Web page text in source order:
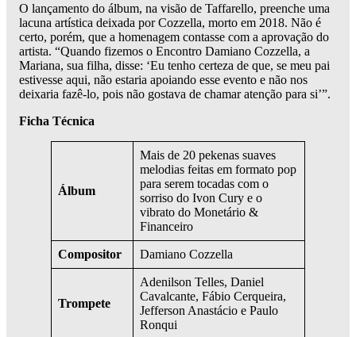
O lançamento do álbum, na visão de Taffarello, preenche uma
lacuna artística deixada por Cozzella, morto em 2018. Não é
certo, porém, que a homenagem contasse com a aprovação do
artista. “Quando fizemos o Encontro Damiano Cozzella, a
Mariana, sua filha, disse: ‘Eu tenho certeza de que, se meu pai
estivesse aqui, não estaria apoiando esse evento e não nos
deixaria fazê-lo, pois não gostava de chamar atenção para si’”.
Ficha Técnica
Álbum
Mais de 20 pekenas suaves
melodias feitas em formato pop
para serem tocadas com o
sorriso do Ivon Cury e o
vibrato do Monetário &
Financeiro
Compositor Damiano Cozzella
Trompete
Adenilson Telles, Daniel
Cavalcante, Fábio Cerqueira,
Jefferson Anastácio e Paulo
Ronqui